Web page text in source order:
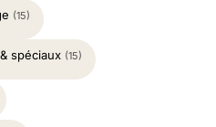
(15)
spéciaux (15)